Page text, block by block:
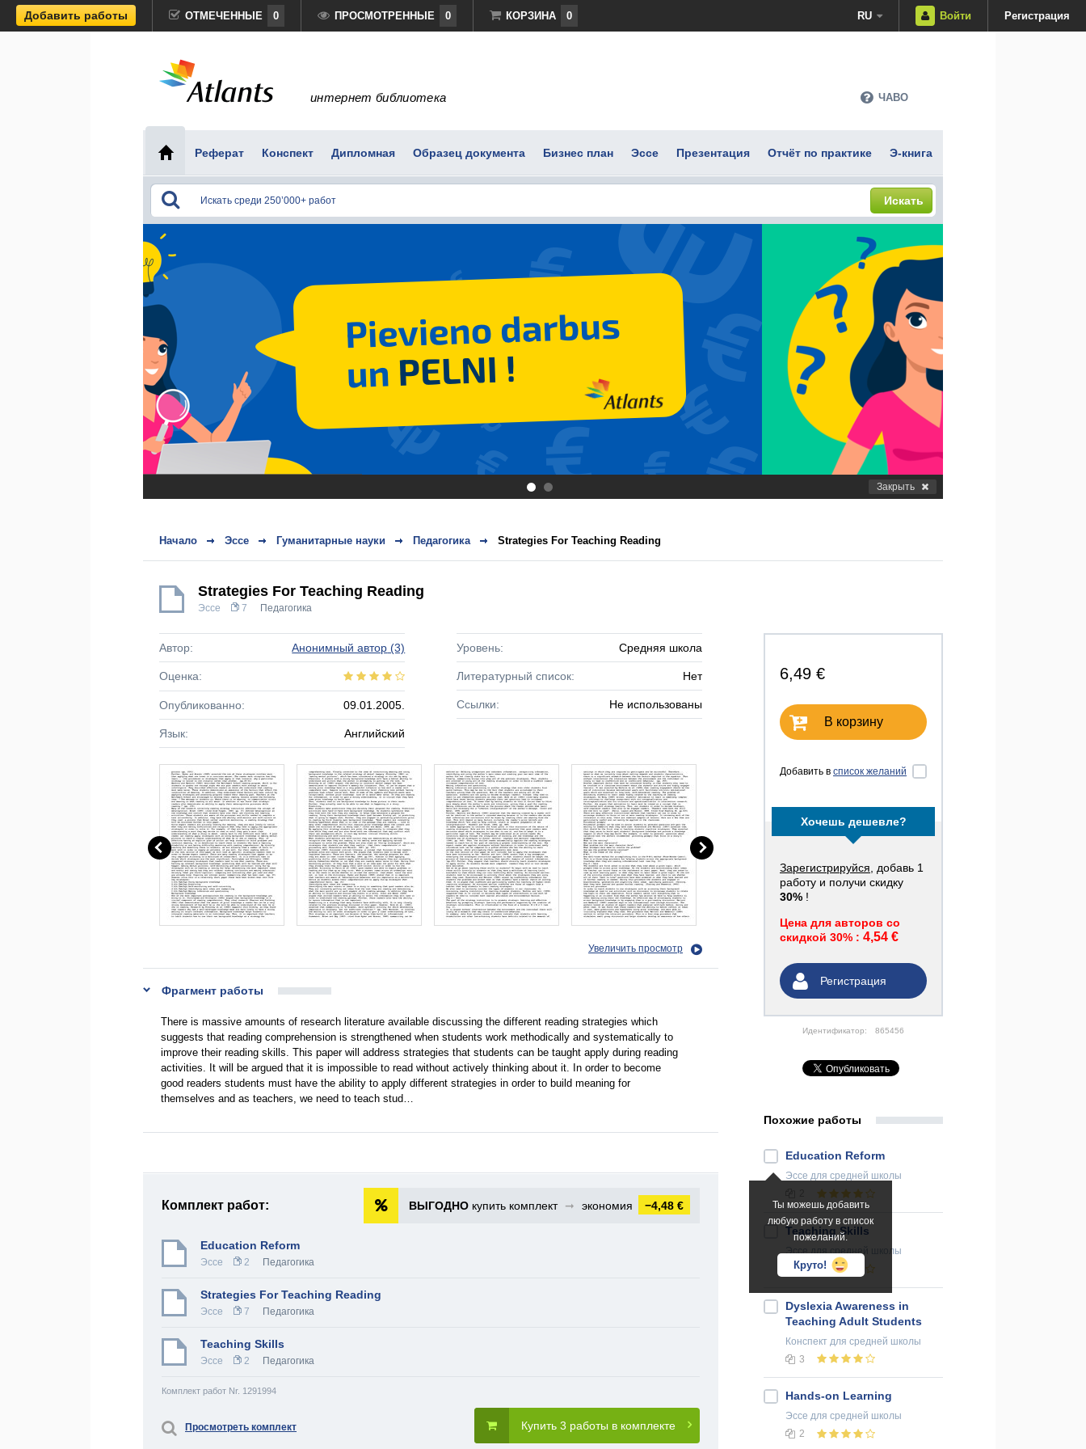
Добавить работы ОТМЕЧЕННЫЕ 0 ПРОСМОТРЕННЫЕ 0 КОРЗИНА 0 RU Войти Регистрация
интернет библиотека ЧАВО
Реферат Конспект Дипломная Образец документа Бизнес план Эссе Презентация Отчёт по практике Э-книга
Искать
. Закрыть
Начало Эссе Гуманитарные науки Педагогика Strategies For Teaching Reading
Strategies For Teaching Reading
Эссе 7 Педагогика
6,49 €
В корзину
Добавить в список желаний
Хочешь дешевле?
Зарегистрируйся , добавь 1
работу и получи скидку
30% !
Цена для авторов со
скидкой 30% : 4,54 €
Регистрация
Идентификатор: 865456
Автор: Анонимный автор (3)
Оценка:
Опубликованно: 09.01.2005.
Язык: Английский
Уровень: Средняя школа
Литературный список: Нет
Ссылки: Не использованы
Увеличить просмотр
Фрагмент работы
There is massive amounts of research literature available discussing the different reading strategies which
suggests that reading comprehension is strengthened when students work methodically and systematically to
improve their reading skills. This paper will address strategies that students can be taught apply during reading
activities. It will be argued that it is impossible to read without actively thinking about it. In order to become
good readers students must have the ability to apply different strategies in order to build meaning for
themselves and as teachers, we need to teach stud…
Комплект работ: ВЫГОДНО купить комплект ➞ экономия −4,48 €
Education Reform
Эссе 2 Педагогика
Strategies For Teaching Reading
Эссе 7 Педагогика
Teaching Skills
Эссе 2 Педагогика
Комплект работ Nr. 1291994
Купить 3 работы в комплекте
Просмотреть комплект
Похожие работы
Ты можешь добавить
любую работу в список
пожеланий.
Круто!
Education Reform
Эссе для средней школы
Teaching Skills
Эсседля средней школы
2
Dyslexia Awareness in
Teaching Adult Students
Конспект для средней школы
3
Hands-on Learning
Эссе для средней школы
2